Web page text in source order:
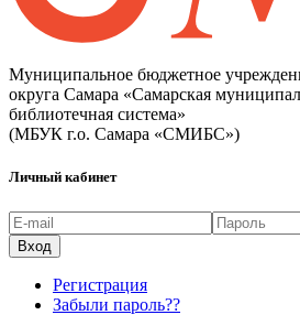
Муниципальное бюджетное
округа Самара «Самарская
библиотечная система»
(МБУК г.о. Самара «СМИБС»)
Личный кабинет
Регистрация
Забыли пароль??